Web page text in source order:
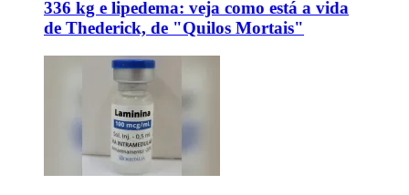
336 kg e lipedema: veja como está a vida
de Thederick, de "Quilos Mortais"